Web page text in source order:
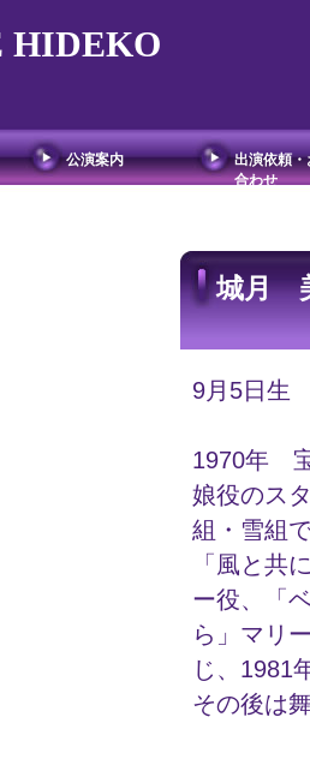
HIDEKO
公演案内
出演依頼・
合わせ
城月
9月5日生
1970年
娘役のス
組・雪組
「風と共
ー役、「
ら」マリ
じ、1981
その後は